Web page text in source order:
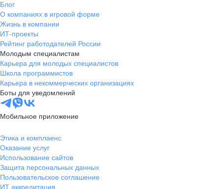
Блог
О компаниях в игровой форме
Жизнь в компании
ИТ-проекты
Рейтинг работодателей России
Молодым специалистам
Карьера для молодых специалистов
Школа программистов
Карьера в некоммерческих организациях
Боты для уведомлений
Мобильное приложение
Этика и комплаенс
Оказание услуг
Использование сайтов
Защита персональных данных
Пользовательское соглашение
ИТ аккредитация